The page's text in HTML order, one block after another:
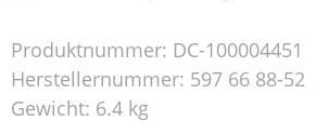
Produktnummer: DC-100004451
Herstellernummer: 597 66 88-52
Gewicht: 6.4 kg